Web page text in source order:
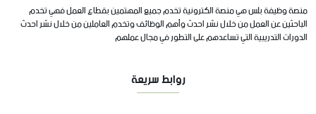
منصة وظيفة بلس هي منصة الكترونية تخدم جميع المهتمين بقطاع العمل فهي تخدم
الباحثين عن العمل من خلال نشر احدث وأهم الوظائف وتخدم العاملين من خلال نشر احدث
الدورات التدريبية التي تساعدهم على التطور في مجال عملهم
روابط سريعة